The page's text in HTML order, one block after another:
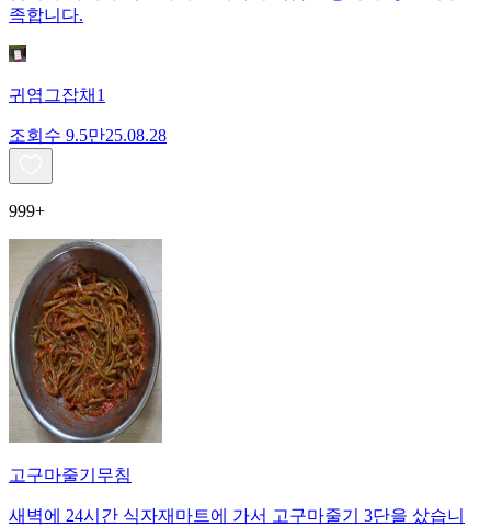
족합니다.
귀염그잡채1
조회수 9.5만25.08.28
999+
고구마줄기무침
새벽에 24시간 식자재마트에 가서 고구마줄기 3단을 샀습니